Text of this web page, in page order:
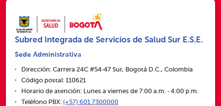
Subred Integrada de Servicios de Salud Sur E.S.E.
Sede Administrativa
Dirección: Carrera 24C #54‑47 Sur, Bogotá D.C., Colombia
Código postal: 110621
Horario de atención: Lunes a viernes de 7:00 a.m. ‑ 4:00 p.m.
Teléfono PBX: (+57) 601 7300000